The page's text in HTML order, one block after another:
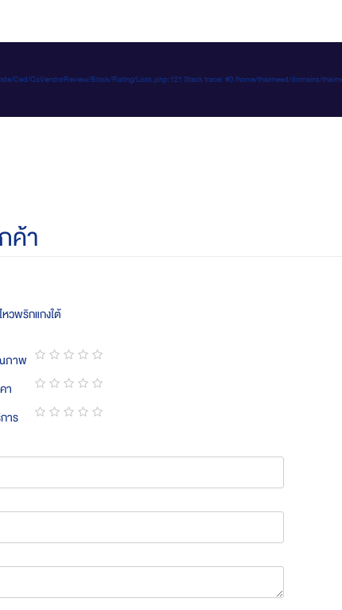
Ced/CsVendorReview/Block/Rating/Lists.php:121 Stack trace: #0 /home/thaimeed/
ค้า
หวพริกแกงใต้
ภาพ
1
star
2
stars
3
stars
4
stars
5
stars
า
1
star
2
stars
3
stars
4
stars
5
stars
าร